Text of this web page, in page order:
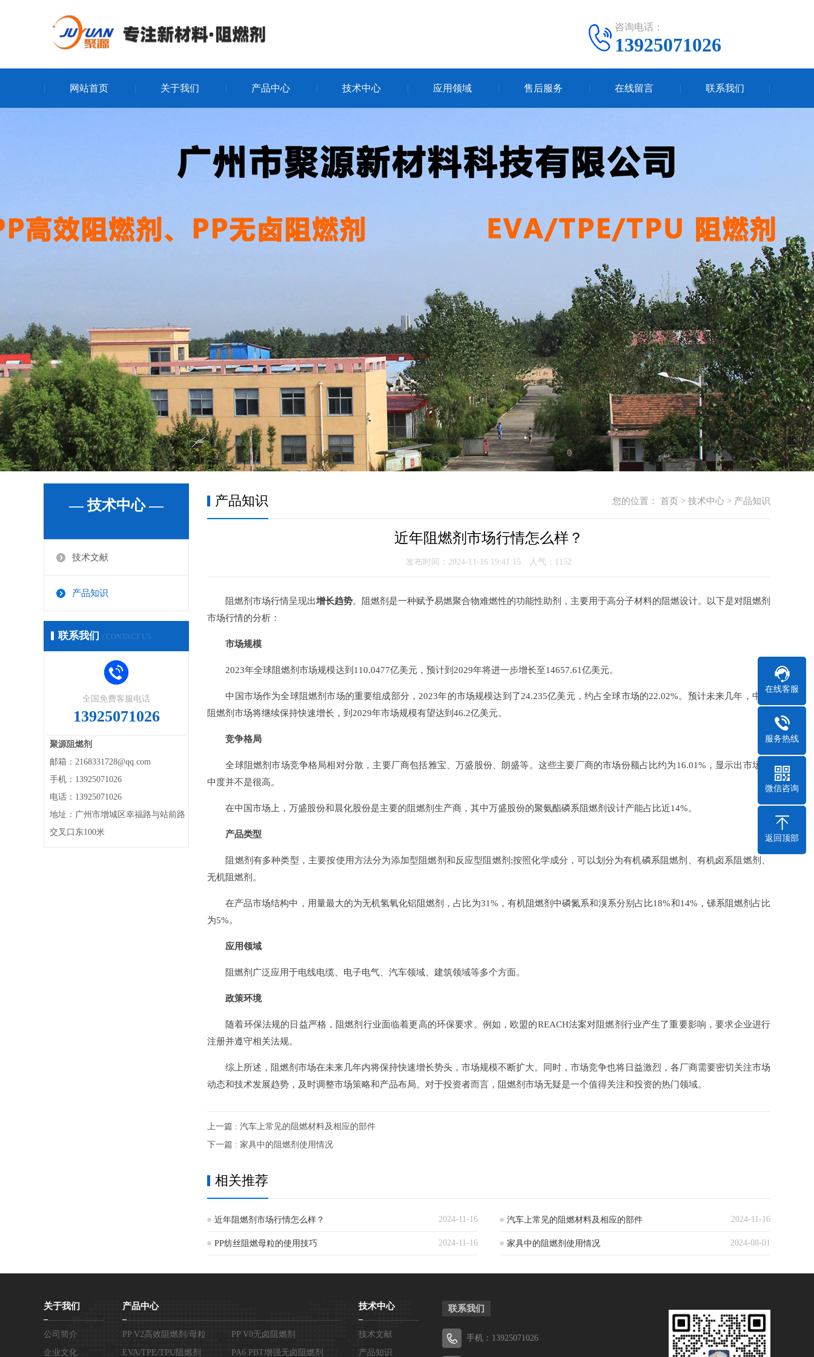
咨询电话：
13925071026
网站首页 关于我们 产品中心 技术中心 应用领域 售后服务 在线留言 联系我们
— 技术中心 —
技术文献
产品知识
联系我们 / CONTACT US
全国免费客服电话
13925071026
聚源阻燃剂
邮箱：2168331728@qq.com
手机：13925071026
电话：13925071026
地址：广州市增城区幸福路与站前路
交叉口东100米
您的位置： 首页 > 技术中心 > 产品知识
产品知识
近年阻燃剂市场行情怎么样？
发布时间：2024-11-16 19:41:15 人气： 1152
阻燃剂市场行情呈现出增长趋势。阻燃剂是一种赋予易燃聚合物难燃性的功能性助剂，主要用于高分子材料的阻燃设计。以下是对阻燃剂
市场行情的分析：
市场规模
2023年全球阻燃剂市场规模达到110.0477亿美元，预计到2029年将进一步增长至14657.61亿美元。
中国市场作为全球阻燃剂市场的重要组成部分，2023年的市场规模达到了24.235亿美元，约占全球市场的22.02%。预计未来几年，中国
阻燃剂市场将继续保持快速增长，到2029年市场规模有望达到46.2亿美元。
竞争格局
全球阻燃剂市场竞争格局相对分散，主要厂商包括雅宝、万盛股份、朗盛等。这些主要厂商的市场份额占比约为16.01%，显示出市场集
中度并不是很高。
在中国市场上，万盛股份和晨化股份是主要的阻燃剂生产商，其中万盛股份的聚氨酯磷系阻燃剂设计产能占比近14%。
产品类型
阻燃剂有多种类型，主要按使用方法分为添加型阻燃剂和反应型阻燃剂;按照化学成分，可以划分为有机磷系阻燃剂、有机卤系阻燃剂、
无机阻燃剂。
在产品市场结构中，用量最大的为无机氢氧化铝阻燃剂，占比为31%，有机阻燃剂中磷氮系和溴系分别占比18%和14%，锑系阻燃剂占比
为5%。
应用领域
阻燃剂广泛应用于电线电缆、电子电气、汽车领域、建筑领域等多个方面。
政策环境
随着环保法规的日益严格，阻燃剂行业面临着更高的环保要求。例如，欧盟的REACH法案对阻燃剂行业产生了重要影响，要求企业进行
注册并遵守相关法规。
综上所述，阻燃剂市场在未来几年内将保持快速增长势头，市场规模不断扩大。同时，市场竞争也将日益激烈，各厂商需要密切关注市场
动态和技术发展趋势，及时调整市场策略和产品布局。对于投资者而言，阻燃剂市场无疑是一个值得关注和投资的热门领域。
上一篇 : 汽车上常见的阻燃材料及相应的部件
下一篇 : 家具中的阻燃剂使用情况
相关推荐
2024-11-16
近年阻燃剂市场行情怎么样？ 2024-11-16
汽车上常见的阻燃材料及相应的部件
2024-11-16
PP纺丝阻燃母粒的使用技巧 2024-08-01
家具中的阻燃剂使用情况
关于我们
公司简介
企业文化
产品中心
PP V2高效阻燃剂/母粒
PP V0无卤阻燃剂
EVA/TPE/TPU阻燃剂
PA6 PBT增强无卤阻燃剂
技术中心
技术文献
产品知识
联系我们
手机：13925071026
在线客服
服务热线
微信咨询
返回顶部